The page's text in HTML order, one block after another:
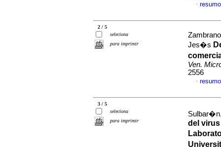
·
2 / 5
seleciona
para imprimir
Jes�s
Ven.
2556
·
3 / 5
seleciona
para imprimir
del